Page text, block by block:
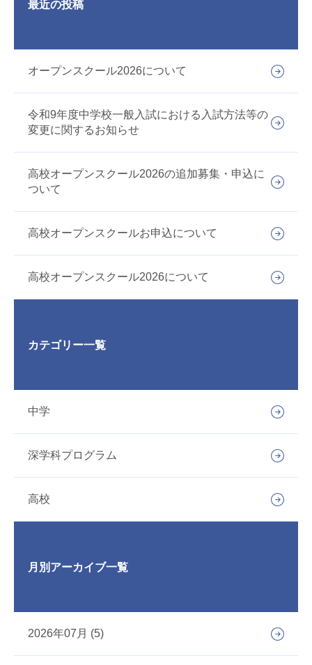
最近の投稿
オープンスクール2026について
令和9年度中学校一般入試における入試方法等の
変更に関するお知らせ
高校オープンスクール2026の追加募集・申込に
ついて
高校オープンスクールお申込について
高校オープンスクール2026について
カテゴリー一覧
中学
深学科プログラム
高校
月別アーカイブ一覧
2026年07月 (5)